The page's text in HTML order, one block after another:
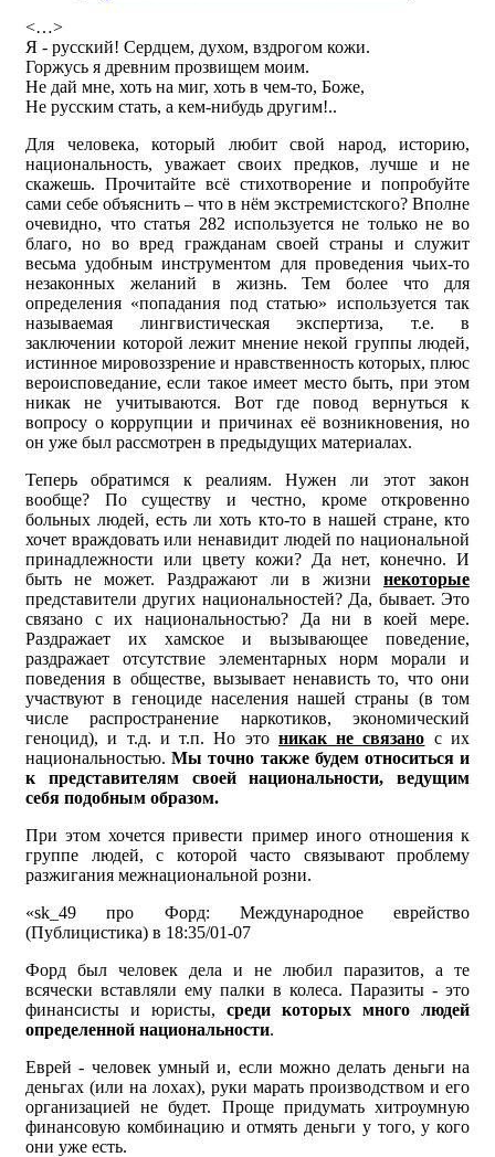
<…>
Я - русский! Сердцем, духом, вздрогом кожи.
Горжусь я древним прозвищем моим.
Не дай мне, хоть на миг, хоть в чем-то, Боже,
Не русским стать, а кем-нибудь другим!..
Для человека, который любит свой народ, историю,
национальность, уважает своих предков, лучше и не
скажешь. Прочитайте всё стихотворение и попробуйте
сами себе объяснить – что в нём экстремистского? Вполне
очевидно, что статья 282 используется не только не во
благо, но во вред гражданам своей страны и служит
весьма удобным инструментом для проведения чьих-то
незаконных желаний в жизнь. Тем более что для
определения «попадания под статью» используется так
называемая лингвистическая экспертиза, т.е. в
заключении которой лежит мнение некой группы людей,
истинное мировоззрение и нравственность которых, плюс
вероисповедание, если такое имеет место быть, при этом
никак не учитываются. Вот где повод вернуться к
вопросу о коррупции и причинах её возникновения, но
он уже был рассмотрен в предыдущих материалах.
Теперь обратимся к реалиям. Нужен ли этот закон
вообще? По существу и честно, кроме откровенно
больных людей, есть ли хоть кто-то в нашей стране, кто
хочет враждовать или ненавидит людей по национальной
принадлежности или цвету кожи? Да нет, конечно. И
быть не может. Раздражают ли в жизни некоторые
представители других национальностей? Да, бывает. Это
связано с их национальностью? Да ни в коей мере.
Раздражает их хамское и вызывающее поведение,
раздражает отсутствие элементарных норм морали и
поведения в обществе, вызывает ненависть то, что они
участвуют в геноциде населения нашей страны (в том
числе распространение наркотиков, экономический
геноцид), и т.д. и т.п. Но это никак не связано с их
национальностью.Мы точно также будем относиться и
к представителям своей национальности, ведущим
себя подобным образом.
При этом хочется привести пример иного отношения к
группе людей, с которой часто связывают проблему
разжигания межнациональной розни.
«sk_49 про Форд: Международное еврейство
(Публицистика) в 18:35/01-07
Форд был человек дела и не любил паразитов, а те
всячески вставляли ему палки в колеса. Паразиты - это
финансисты и юристы, среди которых много людей
определенной национальности.
Еврей - человек умный и, если можно делать деньги на
деньгах (или на лохах), руки марать производством и его
организацией не будет. Проще придумать хитроумную
финансовую комбинацию и отмять деньги у того, у кого
они уже есть.